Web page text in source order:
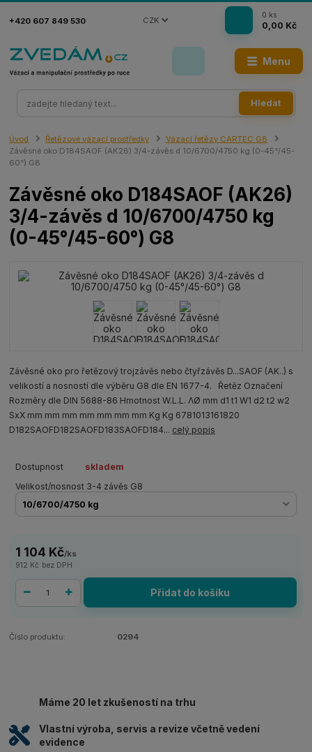
Menu
CZK
Hledat
+420 607 849 530
0 ks
0,00 Kč
Úvod Řetězové vázací prostředky
Vázací řetězy CARTEC G8
Závěsné oko D184SAOF (AK26) 3/4-závěs d 10/6700/4750 kg (0-45°/45-
60°) G8
Závěsné oko D184SAOF (AK26)
3/4-závěs d 10/6700/4750 kg
(0-45°/45-60°) G8
Závěsné oko pro řetězový trojzávěs nebo čtyřzávěs D...SAOF (AK..) s
velikostí a nosností dle výběru G8 dle EN 1677-4. Řetěz Označení
Rozměry dle DIN 5688-86 Hmotnost W.L.L. ΛØ mm d1 t1 W1 d2 t2 w2
SxX mm mm mm mm mm mm mm Kg Kg 6781013161820
D182SAOFD182SAOFD183SAOFD184... celý popis
Dostupnost
skladem
Velikost/nosnost 3-4 závěs G8
1 104 Kč/ks
912 Kč bez DPH
Přidat do košíku
Číslo produktu: 0294
Máme 20 let zkušeností na trhu
Vlastní výroba, servis a revize včetně vedení
evidence